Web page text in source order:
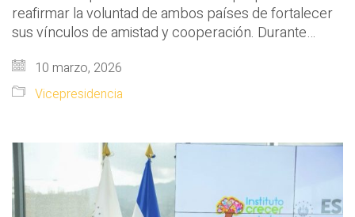
reafirmar la voluntad de ambos países de fortalecer
sus vínculos de amistad y cooperación. Durante…
10 marzo, 2026
Vicepresidencia